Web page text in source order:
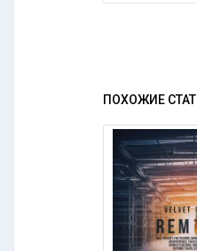
ПОХОЖИЕ